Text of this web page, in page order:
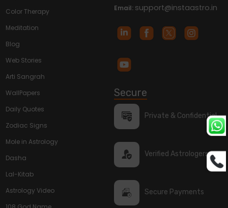
Color Therapy
Meditation
Blog
Web Stories
Arti Sangrah
WallPapers
Daily Quotes
Zodiac Signs
Mole in Astrology
Dasha
Lal-Kitab
Astrology Video
Email: support@instaastro.in
Secure
Private & Confidential
Verified Astrologers
Secure Payments